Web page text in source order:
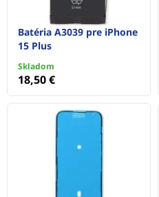
Batéria A3039 pre iPhone
15 Plus
Skladom
18,50 €